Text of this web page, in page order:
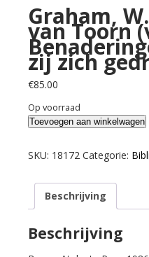
Graham,
van Toorn
zij zich
€85.00
Op voorraad
Graham,
/
van
Toorn
(vertaling).
Benaderingen
Toevoegen aan winkelwagen
SKU: 18172 Categorie:
Beschrijving
Beschrijving